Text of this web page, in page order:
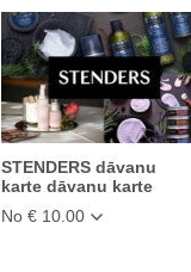
STENDERS dāvanu
karte dāvanu karte
No € 10.00